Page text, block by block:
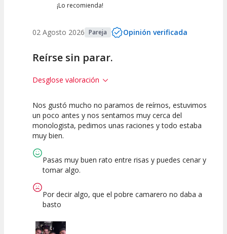
¡Lo recomienda!
02 Agosto 2026 Pareja Opinión verificada
Reírse sin parar.
Desglose valoración
10
Calidad del
Espectáculo
10
Puesta en
10
Interpretación
Nos gustó mucho no paramos de reírnos, estuvimos
un poco antes y nos sentamos muy cerca del
monologista, pedimos unas raciones y todo estaba
muy bien.
Pasas muy buen rato entre risas y puedes cenar y
tomar algo.
Por decir algo, que el pobre camarero no daba a
basto